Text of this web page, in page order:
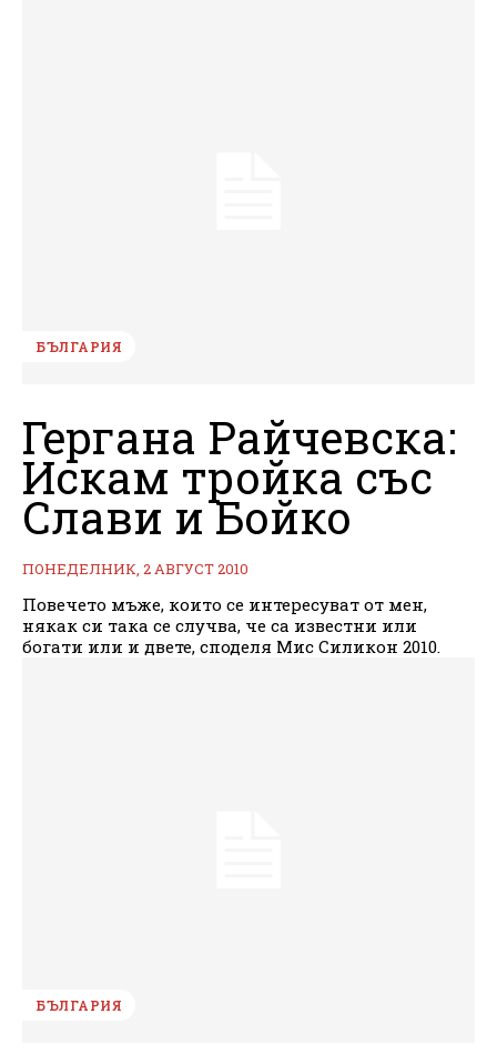
БЪЛГАРИЯ
Гергана Райчевска:
Искам тройка със
Слави и Бойко
ПОНЕДЕЛНИК, 2 АВГУСТ 2010
Повечето мъже, които се интересуват от мен,
някак си така се случва, че са известни или
богати или и двете, споделя Мис Силикон 2010.
БЪЛГАРИЯ